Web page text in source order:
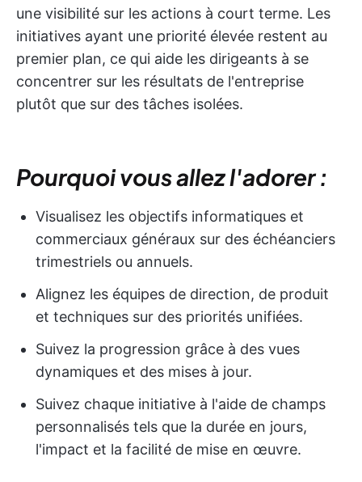
une visibilité sur les actions à court terme. Les
initiatives ayant une priorité élevée restent au
premier plan, ce qui aide les dirigeants à se
concentrer sur les résultats de l'entreprise
plutôt que sur des tâches isolées.
Pourquoi vous allez l'adorer :
Visualisez les objectifs informatiques et
commerciaux généraux sur des échéanciers
trimestriels ou annuels.
Alignez les équipes de direction, de produit
et techniques sur des priorités unifiées.
Suivez la progression grâce à des vues
dynamiques et des mises à jour.
Suivez chaque initiative à l'aide de champs
personnalisés tels que la durée en jours,
l'impact et la facilité de mise en œuvre.